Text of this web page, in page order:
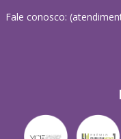
Fale conosco: